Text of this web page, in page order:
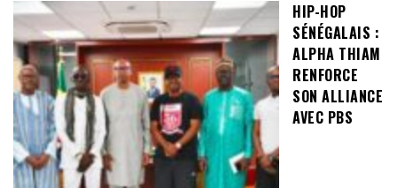
HIP-HOP
SÉNÉGALAIS :
ALPHA THIAM
RENFORCE
SON ALLIANCE
AVEC PBS